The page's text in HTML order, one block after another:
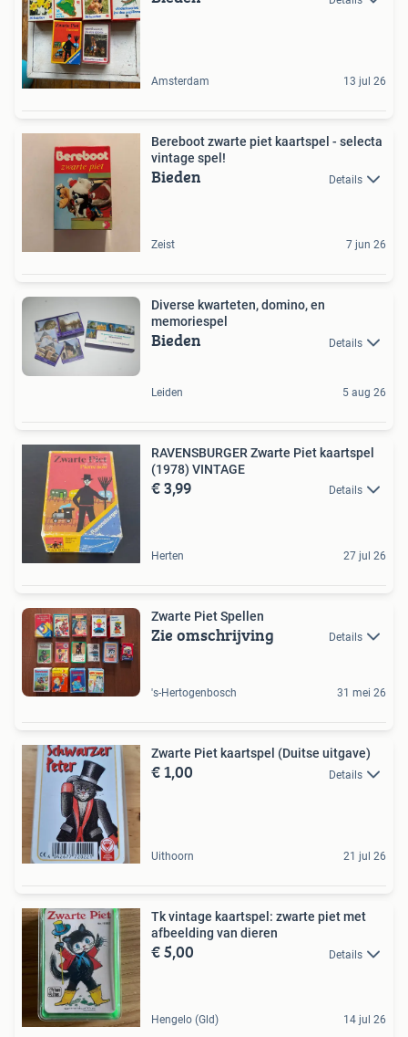
Amsterdam 13 jul 26
Bereboot zwarte piet kaartspel - selecta
vintage spel!
Bieden Details
Zeist 7 jun 26
Diverse kwarteten, domino, en
memoriespel
Bieden Details
Leiden 5 aug 26
RAVENSBURGER Zwarte Piet kaartspel
(1978) VINTAGE
€ 3,99 Details
Herten 27 jul 26
Zwarte Piet Spellen
Zie omschrijving Details
's-Hertogenbosch 31 mei 26
Zwarte Piet kaartspel (Duitse uitgave)
€ 1,00 Details
Uithoorn 21 jul 26
Tk vintage kaartspel: zwarte piet met
afbeelding van dieren
€ 5,00 Details
Hengelo (Gld) 14 jul 26